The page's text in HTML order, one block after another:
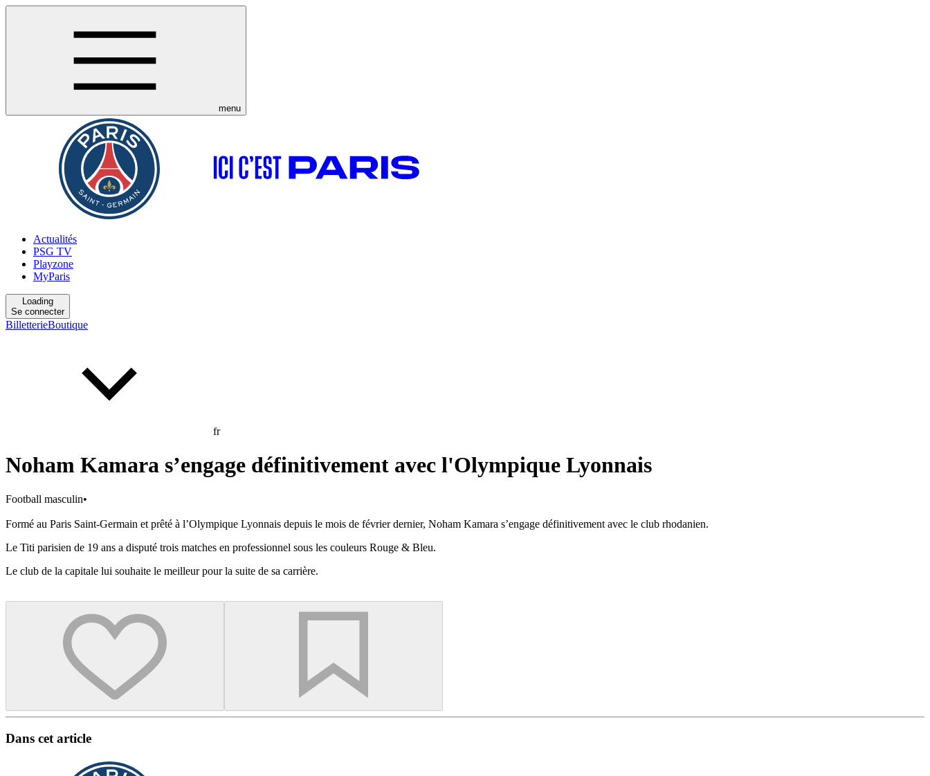
menu
Actualités
PSG TV
Playzone
MyParis
Loading
Se connecter
BilletterieBoutique
fr
Noham Kamara s’engage définitivement avec l'Olympique Lyonnais
Football masculin•
Formé au Paris Saint-Germain et prêté à l’Olympique Lyonnais depuis le mois de février dernier, Noham Kamara s’engage définitivement avec le club rhodanien.
Le Titi parisien de 19 ans a disputé trois matches en professionnel sous les couleurs Rouge & Bleu.
Le club de la capitale lui souhaite le meilleur pour la suite de sa carrière.
Dans cet article